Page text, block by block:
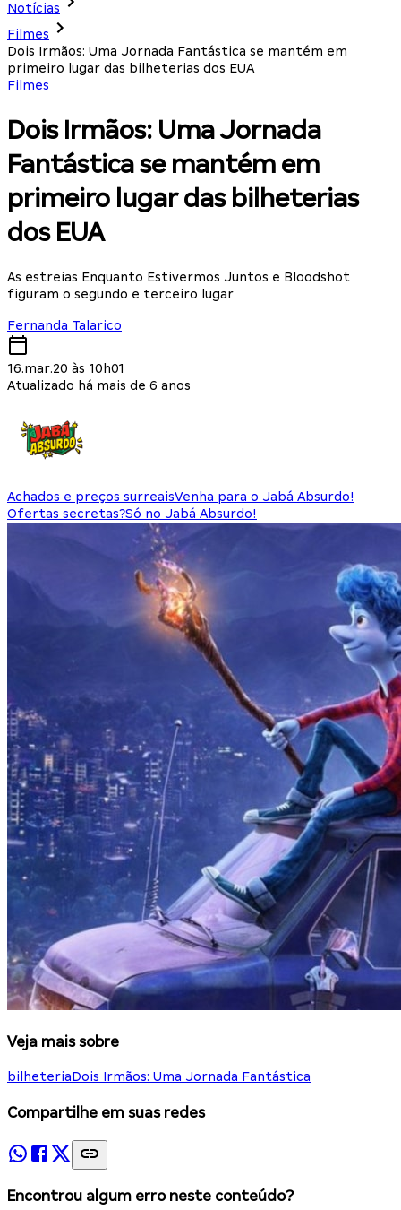
Notícias
Filmes
Dois Irmãos: Uma Jornada Fantástica se mantém em
primeiro lugar das bilheterias dos EUA
Filmes
Dois Irmãos: Uma Jornada
Fantástica se mantém em
primeiro lugar das bilheterias
dos EUA
As estreias Enquanto Estivermos Juntos e Bloodshot
figuram o segundo e terceiro lugar
Fernanda Talarico
16.mar.20 às 10h01
Atualizado há mais de 6 anos
Achados e preços surreaisVenha para o Jabá Absurdo!
Ofertas secretas?Só no Jabá Absurdo!
Veja mais sobre
bilheteriaDois Irmãos: Uma Jornada Fantástica
Compartilhe em suas redes
Encontrou algum erro neste conteúdo?